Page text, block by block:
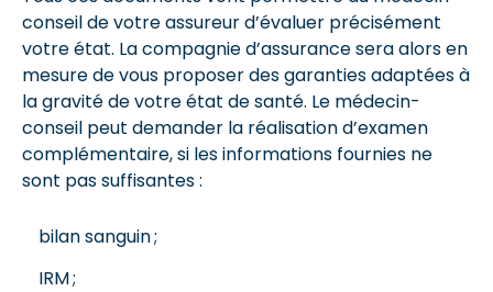
conseil de votre assureur d’évaluer précisément
votre état. La compagnie d’assurance sera alors en
mesure de vous proposer des garanties adaptées à
la gravité de votre état de santé. Le médecin-
conseil peut demander la réalisation d’examen
complémentaire, si les informations fournies ne
sont pas suffisantes :
bilan sanguin ;
IRM ;